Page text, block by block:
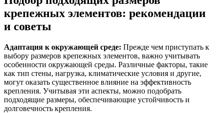
крепежных элементов: рекомендации
и советы
Адаптация к окружающей среде: Прежде чем приступать к
выбору размеров крепежных элементов, важно учитывать
особенности окружающей среды. Различные факторы, такие
как тип стены, нагрузка, климатические условия и другие,
могут оказать существенное влияние на эффективность
крепления. Учитывая эти аспекты, можно подобрать
подходящие размеры, обеспечивающие устойчивость и
долговечность крепления.